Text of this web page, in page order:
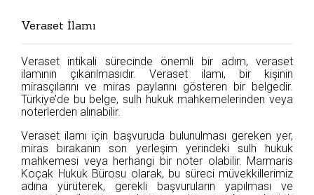
Veraset İlamı
Veraset intikali sürecinde önemli bir adım, veraset
ilamının çıkarılmasıdır. Veraset ilamı, bir kişinin
mirasçılarını ve miras paylarını gösteren bir belgedir.
Türkiye’de bu belge, sulh hukuk mahkemelerinden veya
noterlerden alınabilir.
Veraset ilamı için başvuruda bulunulması gereken yer,
miras bırakanın son yerleşim yerindeki sulh hukuk
mahkemesi veya herhangi bir noter olabilir. Marmaris
Koçak Hukuk Bürosu olarak, bu süreci müvekkillerimiz
adına yürüterek, gerekli başvuruların yapılması ve